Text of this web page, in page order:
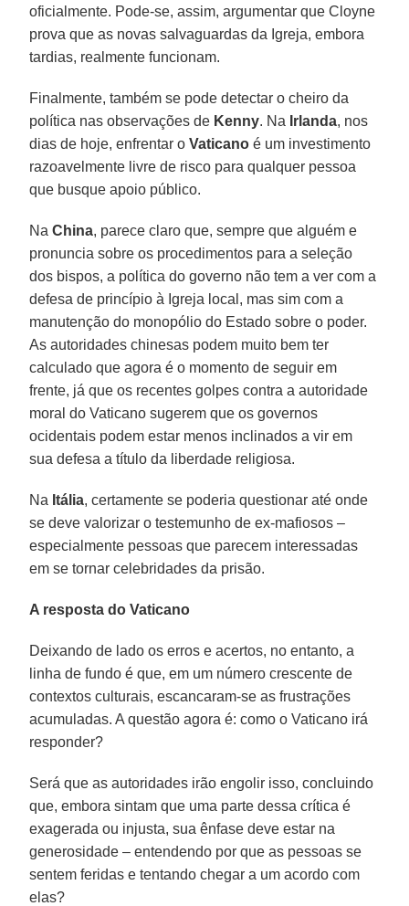
oficialmente. Pode-se, assim, argumentar que Cloyne
prova que as novas salvaguardas da Igreja, embora
tardias, realmente funcionam.
Finalmente, também se pode detectar o cheiro da
política nas observações de Kenny. Na Irlanda, nos
dias de hoje, enfrentar oVaticano é um investimento
razoavelmente livre de risco para qualquer pessoa
que busque apoio público.
NaChina, parece claro que, sempre que alguém e
pronuncia sobre os procedimentos para a seleção
dos bispos, a política do governo não tem a ver com a
defesa de princípio à Igreja local, mas sim com a
manutenção do monopólio do Estado sobre o poder.
As autoridades chinesas podem muito bem ter
calculado que agora é o momento de seguir em
frente, já que os recentes golpes contra a autoridade
moral do Vaticano sugerem que os governos
ocidentais podem estar menos inclinados a vir em
sua defesa a título da liberdade religiosa.
Na Itália, certamente se poderia questionar até onde
se deve valorizar o testemunho de ex-mafiosos –
especialmente pessoas que parecem interessadas
em se tornar celebridades da prisão.
A resposta do Vaticano
Deixando de lado os erros e acertos, no entanto, a
linha de fundo é que, em um número crescente de
contextos culturais, escancaram-se as frustrações
acumuladas. A questão agora é: como o Vaticano irá
responder?
Será que as autoridades irão engolir isso, concluindo
que, embora sintam que uma parte dessa crítica é
exagerada ou injusta, sua ênfase deve estar na
generosidade – entendendo por que as pessoas se
sentem feridas e tentando chegar a um acordo com
elas?